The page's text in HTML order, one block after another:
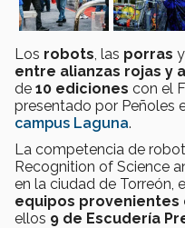
Los robots , las porras
entre alianzas rojas y
de 10 ediciones con el
presentado por Peñoles
campus Laguna.
La competencia de
Recognition of Science
en la ciudad de Torreón,
equipos provenientes
ellos 9 de Escudería